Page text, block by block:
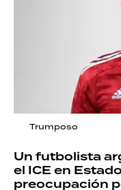
Trumposo
Un futbolista
el ICE en
preocupación